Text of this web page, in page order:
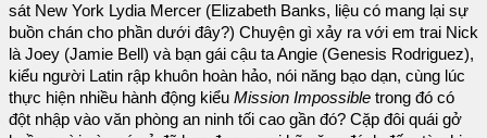
sát New York Lydia Mercer (Elizabeth Banks, liệu có mang lại sự
buồn chán cho phần dưới đây?) Chuyện gì xảy ra với em trai Nick
là Joey (Jamie Bell) và bạn gái cậu ta Angie (Genesis Rodriguez),
kiểu người Latin rập khuôn hoàn hảo, nói năng bạo dạn, cùng lúc
thực hiện nhiều hành động kiểu Mission Impossible trong đó có
đột nhập vào văn phòng an ninh tối cao gần đó? Cặp đôi quái gở